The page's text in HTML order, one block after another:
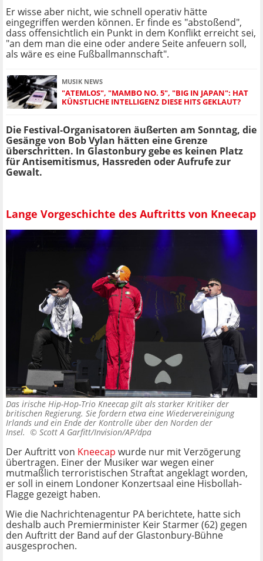
Er wisse aber nicht, wie schnell operativ hätte
eingegriffen werden können. Er finde es "abstoßend",
dass offensichtlich ein Punkt in dem Konflikt erreicht sei,
"an dem man die eine oder andere Seite anfeuern soll,
als wäre es eine Fußballmannschaft".
MUSIK NEWS
"ATEMLOS", "MAMBO NO. 5", "BIG IN JAPAN": HAT
KÜNSTLICHE INTELLIGENZ DIESE HITS GEKLAUT?
Die Festival-Organisatoren äußerten am Sonntag, die
Gesänge von Bob Vylan hätten eine Grenze
überschritten. In Glastonbury gebe es keinen Platz
für Antisemitismus, Hassreden oder Aufrufe zur
Gewalt.
Lange Vorgeschichte des Auftritts von Kneecap
Das irische Hip-Hop-Trio Kneecap gilt als starker Kritiker der
britischen Regierung. Sie fordern etwa eine Wiedervereinigung
Irlands und ein Ende der Kontrolle über den Norden der
Insel. © Scott A Garfitt/Invision/AP/dpa
Der Auftritt von Kneecap wurde nur mit Verzögerung
übertragen. Einer der Musiker war wegen einer
mutmaßlich terroristischen Straftat angeklagt worden,
er soll in einem Londoner Konzertsaal eine Hisbollah-
Flagge gezeigt haben.
Wie die Nachrichtenagentur PA berichtete, hatte sich
deshalb auch Premierminister Keir Starmer (62) gegen
den Auftritt der Band auf der Glastonbury-Bühne
ausgesprochen.